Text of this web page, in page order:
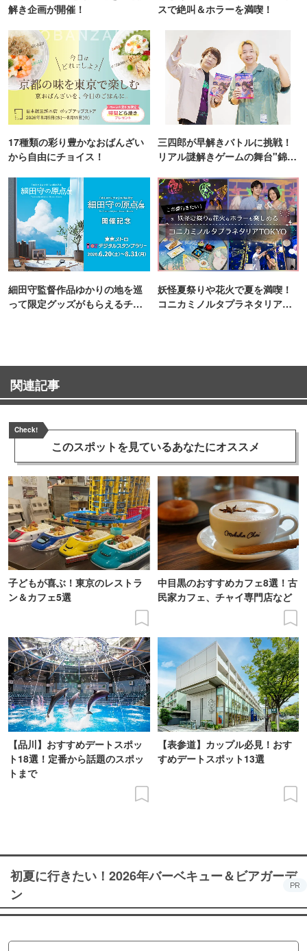
解き企画が開催！
スで絶叫＆ホラーを満喫！
17種類の彩り豊かなおばんざい
から自由にチョイス！
三四郎が早解きバトルに挑戦！
リアル謎解きゲームの舞台"錦糸
細田守監督作品ゆかりの地を巡
って限定グッズがもらえるチャ
妖怪夏祭りや花火で夏を満喫！
コニカミノルタプラネタリア
関連記事
Check!
このスポットを見ているあなたにオススメ
子どもが喜ぶ！東京のレストラ
ン＆カフェ5選
中目黒のおすすめカフェ8選！古
民家カフェ、チャイ専門店など
【品川】おすすめデートスポッ
ト18選！定番から話題のスポッ
トまで
【表参道】カップル必見！おす
すめデートスポット13選
初夏に行きたい！2026年バーベキュー＆ビアガーデ
ン
PR